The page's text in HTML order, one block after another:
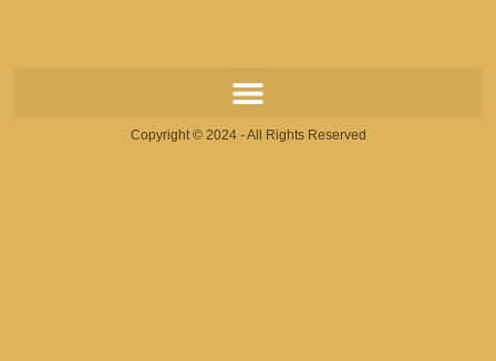
Copyright © 2024 - All Rights Reserved